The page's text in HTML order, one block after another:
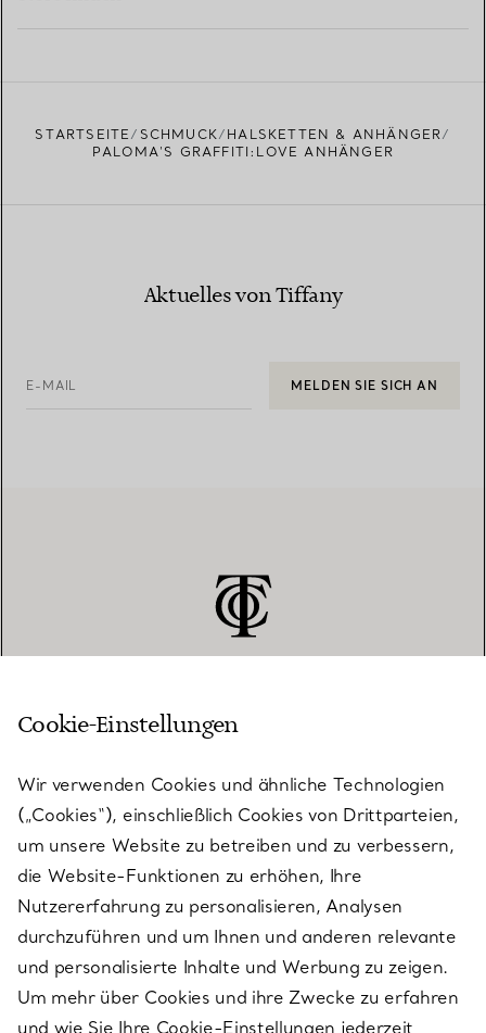
STARTSEITE SCHMUCK
HALSKETTEN & ANHÄNGER
PALOMA'S GRAFFITI:LOVE ANHÄNGER
Aktuelles von Tiffany
E-MAIL MELDEN SIE SICH AN
KUNDENSERVICE
SERVICES
ÜBER TIFFANY & CO.
RECHTLICHE HINWEISE
Cookie-Einstellungen
Wir verwenden Cookies und ähnliche Technologien
(„Cookies“), einschließlich Cookies von Drittparteien,
um unsere Website zu betreiben und zu verbessern,
die Website-Funktionen zu erhöhen, Ihre
Nutzererfahrung zu personalisieren, Analysen
durchzuführen und um Ihnen und anderen relevante
und personalisierte Inhalte und Werbung zu zeigen.
Um mehr über Cookies und ihre Zwecke zu erfahren
und wie Sie Ihre Cookie-Einstellungen jederzeit